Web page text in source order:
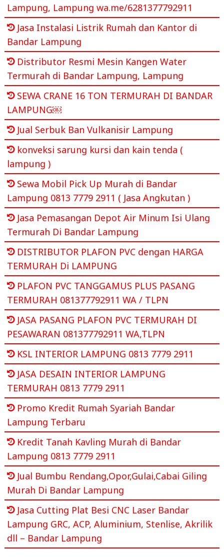
Lampung, Lampung wa.me/6281377792911
Jasa Instalasi Listrik Rumah dan Kantor di
Bandar Lampung
Distributor Resmi Mesin Kangen Water
Termurah di Bandar Lampung, Lampung
SEWA CRANE 16 TON TERMURAH DI BANDAR
LAMPUNG￼
Jual Serbuk Ban Vulkanisir Lampung
konveksi sarung kursi dan kain tenda (
lampung )
Sewa Mobil Pick Up Murah di Bandar
Lampung 0813 7779 2911 ( Jasa Angkutan )
Jasa Pemasangan Depot Air Minum Isi Ulang
Termurah Di Bandar Lampung
DISTRIBUTOR PLAFON PVC dengan HARGA
TERMURAH Di LAMPUNG
PLAFON PVC TANGGAMUS PLUS PASANG
TERMURAH 081377792911 WA / TLPN
JASA PASANG PLAFON PVC TERMURAH DI
PESAWARAN 081377792911 WA,TLPN
KSL INTERIOR LAMPUNG 0813 7779 2911
JASA DESAIN INTERIOR LAMPUNG
TERMURAH 0813 7779 2911
Promo Kredit Rumah Syariah Bandar
Lampung Terbaru
Kredit Tanah Kavling Murah di Bandar
Lampung 0813 7779 2911
Jual Bumbu Rendang,Opor,Gulai,Cabai Giling
Murah Di Bandar Lampung
Jasa Cutting Plat Besi CNC Laser Bandar
Lampung GRC, ACP, Aluminium, Stenlise, Akrilik
dll – Bandar Lampung